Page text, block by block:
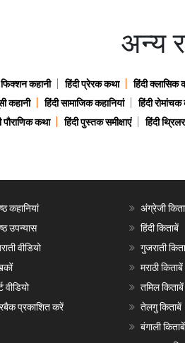
अन्य
फिक्शन कहानी हिंदी प्रेरक कथा हिंदी क्लासिक
कहानी हिंदी सामाजिक कहानियां हिंदी रोमांचक
पौराणिक कथा हिंदी पुस्तक समीक्षाएं हिंदी थ्रिलर
कहानियां
उपन्यास
वीडियो
वीडियो
प्रकाशित करें
अंग्रेजी
हिंदी किताबें
गुजराती
मराठी किताबें
तमिल किताबें
तेलगु किताबें
बंगाली किताबें